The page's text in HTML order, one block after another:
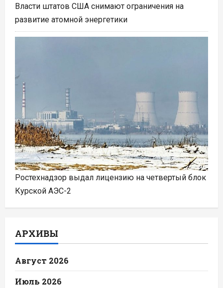
Власти штатов США снимают ограничения на
развитие атомной энергетики
Ростехнадзор выдал лицензию на четвертый блок
Курской АЭС-2
АРХИВЫ
Август 2026
Июль 2026